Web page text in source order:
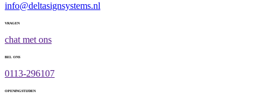
info@deltasignsystems.nl
VRAGEN
chat met ons
BEL ONS
0113-296107
OPENINGSTIJDEN